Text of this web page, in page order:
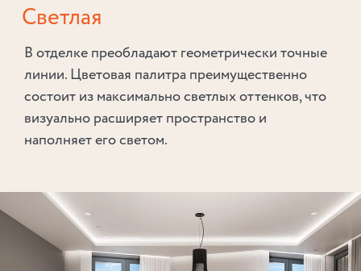
Светлая
В отделке преобладают геометрически точные
линии. Цветовая палитра преимущественно
состоит из максимально светлых оттенков, что
визуально расширяет пространство и
наполняет его светом.